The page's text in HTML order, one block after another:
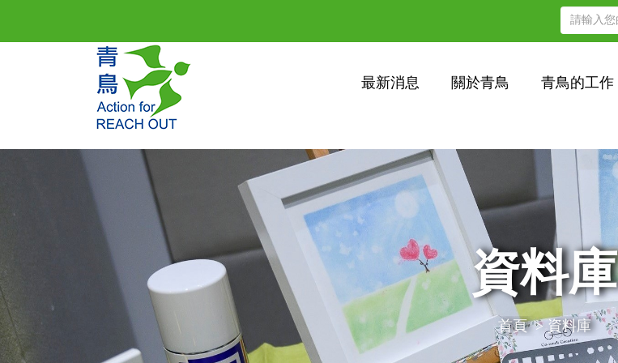
最新消息 關於青鳥 青鳥的工作
資料庫
首頁 > 資料庫